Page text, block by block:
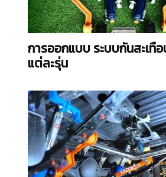
การออกแบบ ระบบกันสะเทื
แต่ละรุ่น